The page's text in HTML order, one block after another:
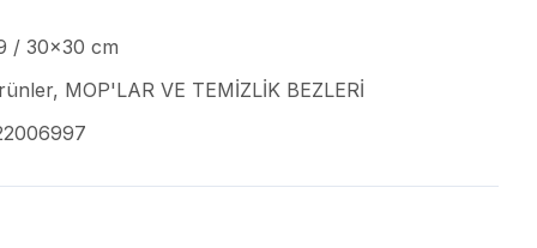
/ 30x30 cm
MOP'LAR VE TEMİZLİK BEZLERİ